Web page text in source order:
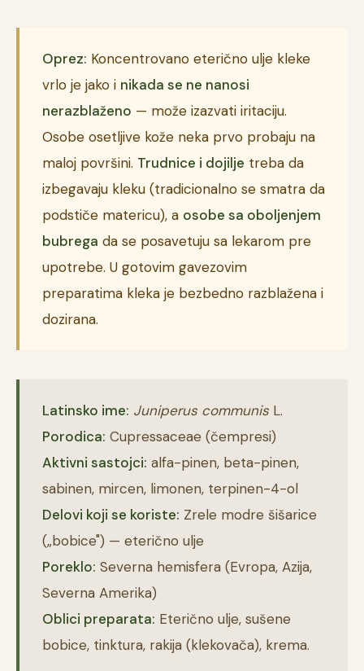
Oprez: Koncentrovano eterično ulje kleke
vrlo je jako i nikada se ne nanosi
nerazblaženo — može izazvati iritaciju.
Osobe osetljive kože neka prvo probaju na
maloj površini. Trudnice i dojilje treba da
izbegavaju kleku (tradicionalno se smatra da
podstiče matericu), a osobe sa oboljenjem
bubrega da se posavetuju sa lekarom pre
upotrebe. U gotovim gavezovim
preparatima kleka je bezbedno razblažena i
dozirana.
Latinsko ime: Juniperus communis L.
Porodica: Cupressaceae (čempresi)
Aktivni sastojci: alfa-pinen, beta-pinen,
sabinen, mircen, limonen, terpinen-4-ol
Delovi koji se koriste: Zrele modre šišarice
(„bobice") — eterično ulje
Poreklo: Severna hemisfera (Evropa, Azija,
Severna Amerika)
Oblici preparata: Eterično ulje, sušene
bobice, tinktura, rakija (klekovača), krema.